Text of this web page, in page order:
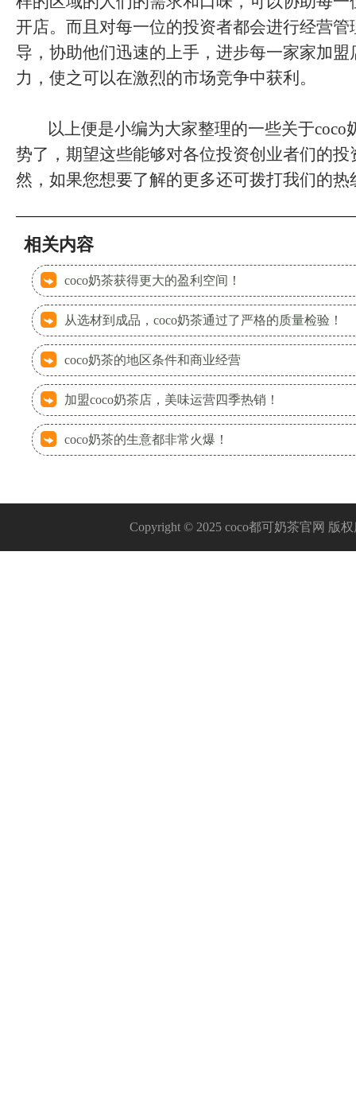
开店。而且对每一位的投资者都会进行经营管
导，协助他们迅速的上手，进步每一家家加盟
力，使之可以在激烈的市场竞争中获利。
以上便是小编为大家整理的一些关于coco
势了，期望这些能够对各位投资创业者们的投
然，如果您想要了解的更多还可拨打我们的热
相关内容
coco奶茶获得更大的盈利空间！
从选材到成品，coco奶茶通过了严格的质量检验！
coco奶茶的地区条件和商业经营
加盟coco奶茶店，美味运营四季热销！
coco奶茶的生意都非常火爆！
Copyright © 2025 coco都可奶茶官网 版